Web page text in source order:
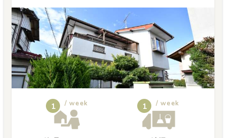
1 / week 1 / week